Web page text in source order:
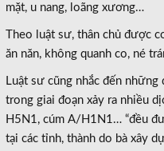
mặt, u nang, loãng xương…
Theo luật sư, thân chủ được
ăn năn, không quanh co, né
Luật sư cũng nhắc đến
trong giai đoạn xảy ra nhiều
H5N1, cúm A/H1N1… “đều
tại các tỉnh, thành do bà xây